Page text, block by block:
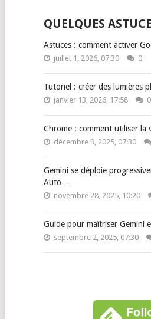
QUELQUES
Astuces : comment activer
juillet 1, 2026, 07:30 0
Tutoriel : créer des lumières
janvier 13, 2026, 17:58 0
Chrome : comment utiliser la
décembre 9, 2025, 07:30
Gemini se déploie
Auto …
novembre 28, 2025, 10:20
Guide pour maîtriser Gemini
septembre 2, 2025, 07:30